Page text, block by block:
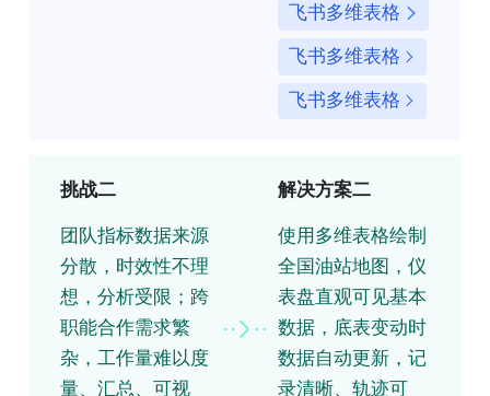
飞书多维表格
飞书多维表格
飞书多维表格
挑战二
团队指标数据来源
分散，时效性不理
想，分析受限；跨
职能合作需求繁
杂，工作量难以度
量、汇总、可视
解决方案二
使用多维表格绘制
全国油站地图，仪
表盘直观可见基本
数据，底表变动时
数据自动更新，记
录清晰、轨迹可